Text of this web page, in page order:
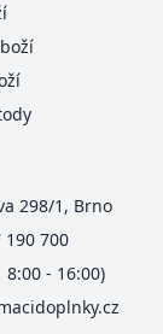
298/1, Brno
190 700
- 16:00)